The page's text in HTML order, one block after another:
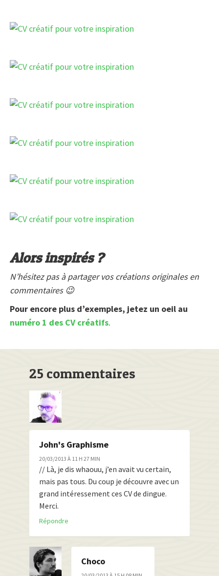
Alors inspirés ?
N’hésitez pas à partager vos créations originales en
commentaires 😉
Pour encore plus d’exemples, jetez un oeil au
numéro 1 des CV créatifs.
25 commentaires
John's Graphisme
20/03/2013 À 11 H 27 MIN
// Là, je dis whaouu, j’en avait vu certain,
mais pas tous. Du coup je découvre avec un
grand intéressement ces CV de dingue.
Merci.
Répondre
Choco